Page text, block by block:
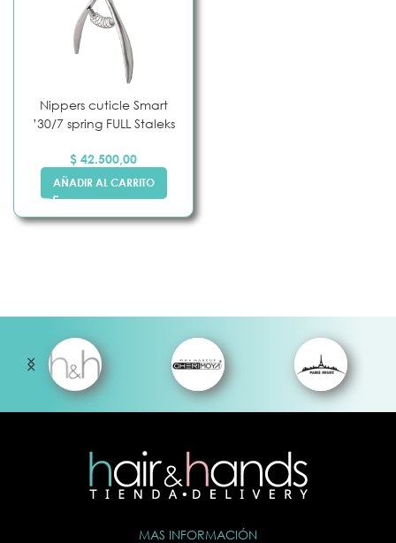
Nippers cuticle Smart
’30/7 spring FULL Staleks
$ 42.500,00
AÑADIR AL CARRITO
MAS INFORMACIÓN